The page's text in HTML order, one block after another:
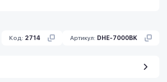
Код: 2714 Артикул: DHE-7000BK